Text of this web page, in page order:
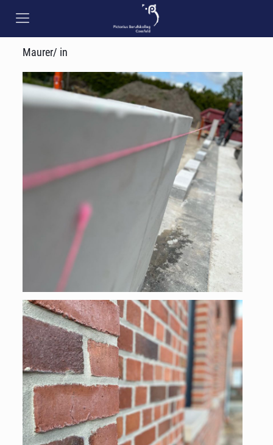
Maurer/ in